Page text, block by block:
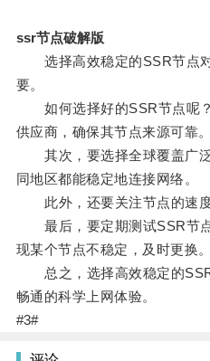
ssr节点破解版
选择高效稳定的SSR节点
要。
如何选择好的SSR节点呢？
供应商，确保其节点来源可靠。
其次，要选择全球覆盖广泛
同地区都能稳定地连接网络。
此外，还要关注节点的速度
最后，要定期测试SSR节点
现某个节点不稳定，及时更换。
总之，选择高效稳定的SSR
畅通的科学上网体验。
#3#